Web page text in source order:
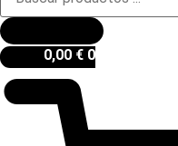
productos
0,00 € 0